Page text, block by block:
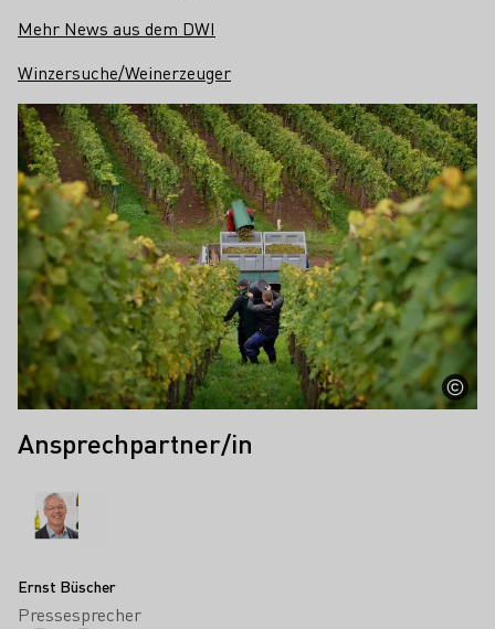
Mehr News aus dem DWI
Winzersuche/Weinerzeuger
Ansprechpartner/in
Ernst Büscher
Pressesprecher